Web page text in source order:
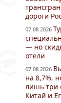
дороги
07.08.2026
— но
отели
07.08.2026
на 8,7%,
лишь три
Китай и